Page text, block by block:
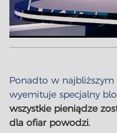
Ponadto w najbliższym
wyemituje specjalny
wszystkie pieniądze
dla ofiar powodzi.